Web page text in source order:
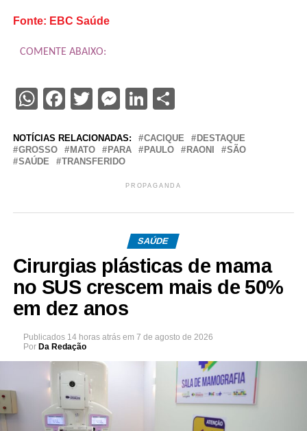
Fonte: EBC Saúde
COMENTE ABAIXO:
WhatsApp
Facebook
Twitter
Messenger
LinkedIn
Share
NOTÍCIAS RELACIONADAS: CACIQUE
DESTAQUE
GROSSO
MATO PARA PAULO RAONI
SÃO
SAÚDE
TRANSFERIDO
PROPAGANDA
SAÚDE
Cirurgias plásticas de mama
no SUS crescem mais de 50%
em dez anos
Publicados 14 horas atrás em 7 de agosto de 2026
Por Da Redação